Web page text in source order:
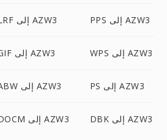
LRF إلى AZW3 PPS إلى AZW3
GIF إلى AZW3 WPS إلى AZW3
ABW إلى AZW3 PS إلى AZW3
DOCM إلى AZW3 DBK إلى AZW3